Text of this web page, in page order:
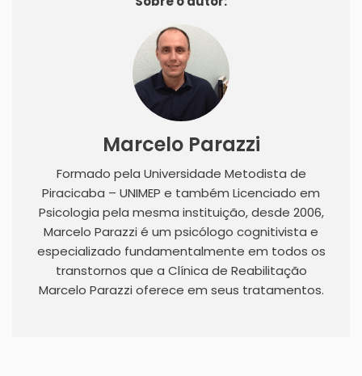
Marcelo Parazzi
Formado pela Universidade Metodista de
Piracicaba – UNIMEP e também Licenciado em
Psicologia pela mesma instituição, desde 2006,
Marcelo Parazzi é um psicólogo cognitivista e
especializado fundamentalmente em todos os
transtornos que a Clínica de Reabilitação
Marcelo Parazzi oferece em seus tratamentos.